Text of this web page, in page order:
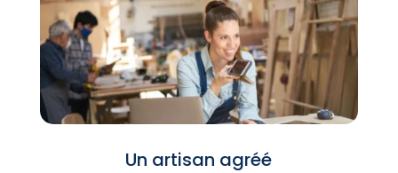
Un artisan agréé